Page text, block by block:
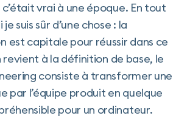
vrai à une époque. En tout
je suis sûr d’une chose : la
est capitale pour réussir dans ce
revient à la définition de base, le
consiste à transformer une
par l’équipe produit en quelque
pour un ordinateur.